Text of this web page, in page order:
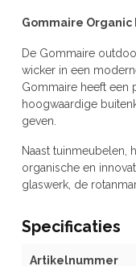
Gommaire Organic
De Gommaire
wicker in een
Gommaire heeft een
hoogwaardige
geven.
Naast
organische en
glaswerk, de
Specificaties
Artikelnummer